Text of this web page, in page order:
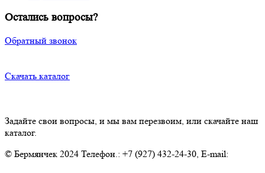
Остались вопросы?
Обратный звонок
Скачать каталог
Задайте свои вопросы, и мы вам перезвоим, или скачайте наш
каталог.
© Бермянчек 2024 Телефон.: +7 (927) 432-24-30, E-mail: